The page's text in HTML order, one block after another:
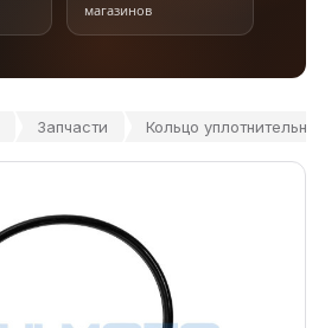
магазинов
Запчасти Кольцо